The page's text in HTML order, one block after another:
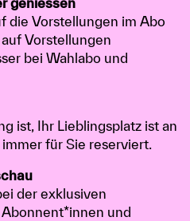
die Vorstellungen im Abo
Vorstellungen
bei Wahlabo und
ist, Ihr Lieblingsplatz ist an
für Sie reserviert.
der exklusiven
und